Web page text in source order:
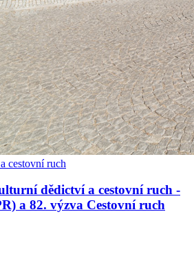
cestovní ruch
dědictví a cestovní ruch -
a 82. výzva Cestovní ruch